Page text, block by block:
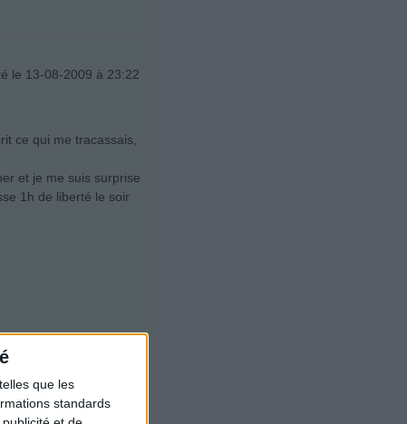
que les
standards
le 13-08-2009 à 23:22
ce qui me tracassais,
et je me suis surprise
1h de liberté le soir
le 13-08-2009 à 21:18